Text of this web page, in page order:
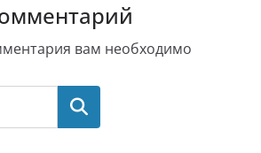
вам необходимо
Поиск